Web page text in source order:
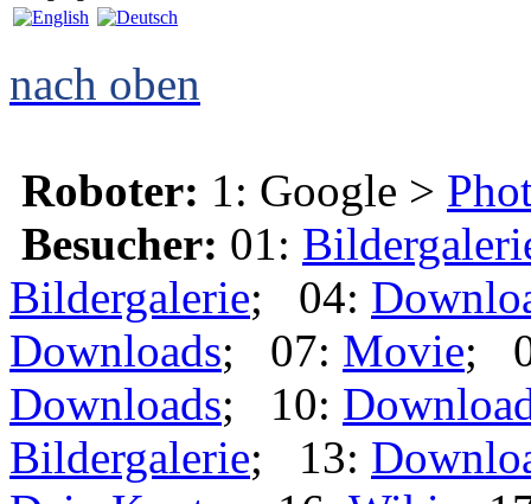
nach oben
Roboter: 1: Google >
Besucher: 01:
Bildergalerie; 04:
Downloads; 07: Movie;
Downloads; 10:
Bildergalerie; 13: